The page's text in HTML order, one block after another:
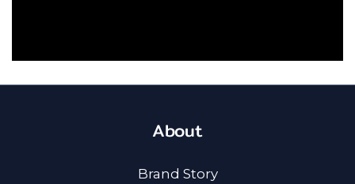
About
Brand Story